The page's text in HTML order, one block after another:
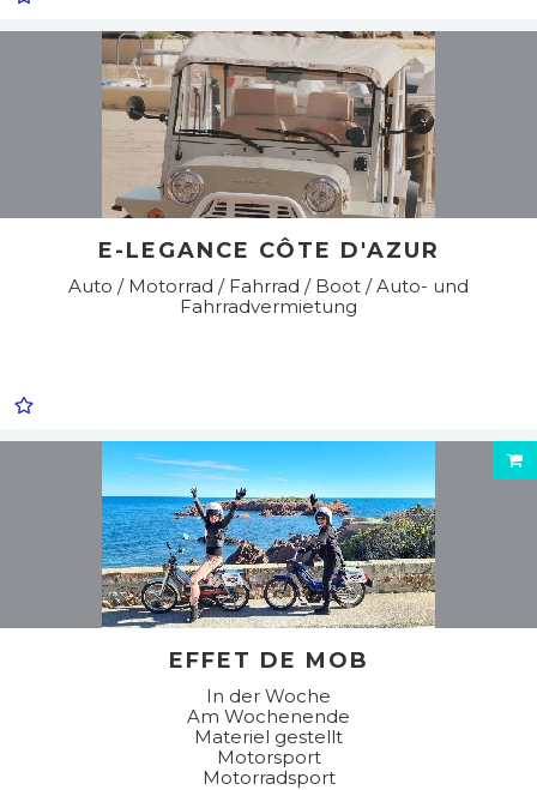
E-LEGANCE CÔTE D'AZUR
Auto / Motorrad / Fahrrad / Boot / Auto- und
Fahrradvermietung
EFFET DE MOB
In der Woche
Am Wochenende
Materiel gestellt
Motorsport
Motorradsport